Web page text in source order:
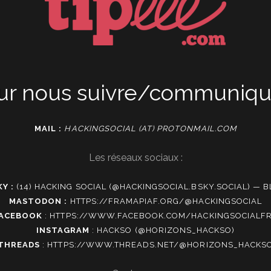
nous suivre/
MAIL : HACKINGSOCIAL (AT) PROTONMAIL.COM
Les réseaux sociaux :
: (14) HACKING SOCIAL (@HACKINGSOCIAL.BSKY.SOCIAL) —
MASTODON : HTTPS://FRAMAPIAF.ORG/@HACKINGSOCIAL
: HTTPS://WWW.FACEBOOK.COM/
INSTAGRAM : HACKSO (@HORIZONS_HACKSO)
: HTTPS://WWW.THREADS.NET/